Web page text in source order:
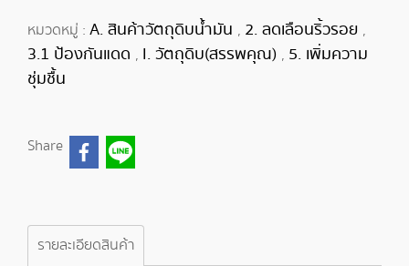
หมวดหมู่ : A. สินค้าวัตถุดิบน้ำมัน , 2. ลดเลือนริ้วรอย ,
3.1 ป้องกันแดด , I. วัตถุดิบ(สรรพคุณ) , 5. เพิ่มความ
ชุ่มชื้น
Share
รายละเอียดสินค้า